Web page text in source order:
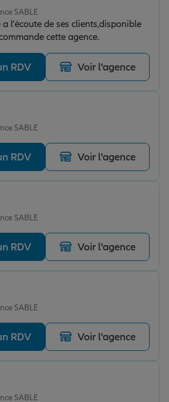
SABLE
l'écoute de ses clients,disponible
cette agence.
RDV Voir l'agence
SABLE
RDV Voir l'agence
SABLE
RDV Voir l'agence
SABLE
RDV Voir l'agence
SABLE